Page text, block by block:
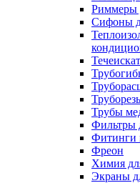
Риммеры
Сифоны
Трубы
Фильтры
Фитинги
Фреон
Химия
Экраны